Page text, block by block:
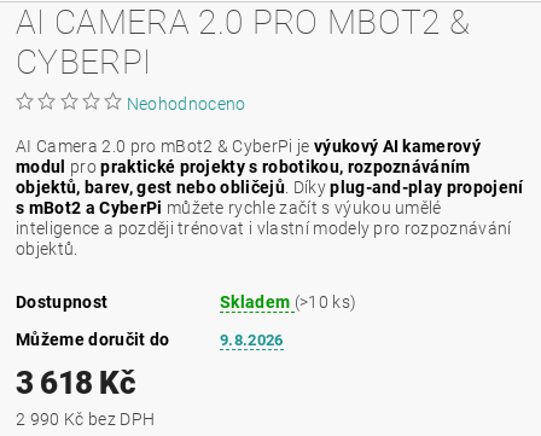
AI CAMERA 2.0 PRO MBOT2 &
CYBERPI
Neohodnoceno
AI Camera 2.0 pro mBot2 & CyberPi je výukový AI kamerový
modul propraktické projekty s robotikou, rozpoznáváním
objektů, barev, gest nebo obličejů . Díkyplug-and-play propojení
s mBot2 a CyberPi můžete rychle začít s výukou umělé
inteligence a později trénovat i vlastní modely pro rozpoznávání
objektů.
Dostupnost Skladem (>10 ks)
Můžeme doručit do
9.8.2026
3 618 Kč
2 990 Kč bez DPH